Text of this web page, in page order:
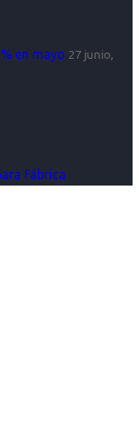
en mayo 27 junio,
Fábrica